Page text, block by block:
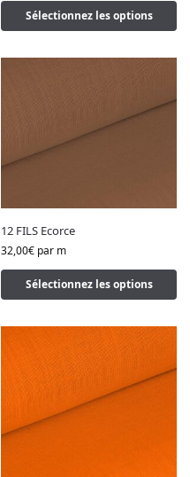
Sélectionnez les options
12 FILS Ecorce
32,00€ par m
Sélectionnez les options